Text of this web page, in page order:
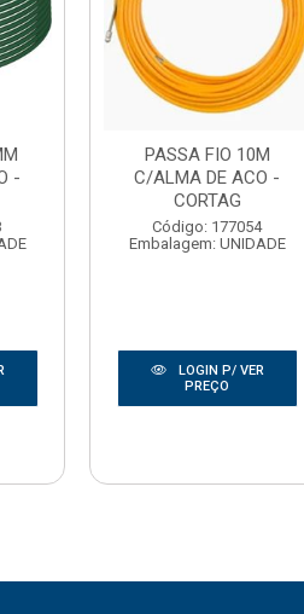
-
PASSA FIO 10M
C/ALMA DE ACO -
CORTAG
Código: 177054
Embalagem: UNIDADE
LOGIN P/ VER
PREÇO